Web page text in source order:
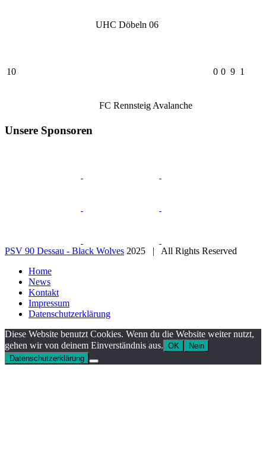
UHC Döbeln 06
10
FC Rennsteig Avalanche
0 0 9 1
Unsere Sponsoren
PSV 90 Dessau - Black Wolves 2025 | All Rights Reserved
Home
News
Kontakt
Impressum
Datenschutzerklärung
Diese Website benutzt Cookies. Wenn du die Website weiter nutzt,
gehen wir von deinem Einverständnis aus. OK
Nein
Datenschutzerklärung